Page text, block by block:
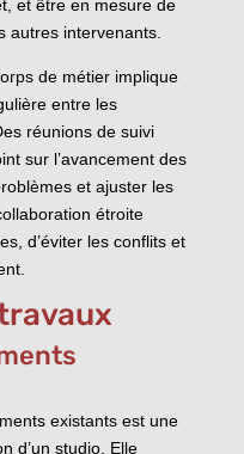
et être en mesure de
autres intervenants.
de métier implique
entre les
réunions de suivi
sur l’avancement des
et ajuster les
étroite
d’éviter les conflits et
existants est une
d’un studio. Elle